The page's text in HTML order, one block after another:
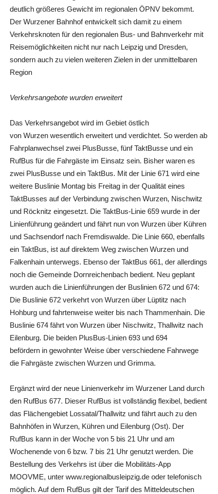
deutlich größeres Gewicht im regionalen ÖPNV bekommt.
Der Wurzener Bahnhof entwickelt sich damit zu einem
Verkehrsknoten für den regionalen Bus- und Bahnverkehr mit
Reisemöglichkeiten nicht nur nach Leipzig und Dresden,
sondern auch zu vielen weiteren Zielen in der unmittelbaren
Region
Verkehrsangebote wurden erweitert
Das Verkehrsangebot wird im Gebiet östlich
von Wurzen wesentlich erweitert und verdichtet. So werden ab
Fahrplanwechsel zwei PlusBusse, fünf TaktBusse und ein
RufBus für die Fahrgäste im Einsatz sein. Bisher waren es
zwei PlusBusse und ein TaktBus. Mit der Linie 671 wird eine
weitere Buslinie Montag bis Freitag in der Qualität eines
TaktBusses auf der Verbindung zwischen Wurzen, Nischwitz
und Röcknitz eingesetzt. Die TaktBus-Linie 659 wurde in der
Linienführung geändert und fährt nun von Wurzen über Kühren
und Sachsendorf nach Fremdiswalde. Die Linie 660, ebenfalls
ein TaktBus, ist auf direktem Weg zwischen Wurzen und
Falkenhain unterwegs. Ebenso der TaktBus 661, der allerdings
noch die Gemeinde Dornreichenbach bedient. Neu geplant
wurden auch die Linienführungen der Buslinien 672 und 674:
Die Buslinie 672 verkehrt von Wurzen über Lüptitz nach
Hohburg und fahrtenweise weiter bis nach Thammenhain. Die
Buslinie 674 fährt von Wurzen über Nischwitz, Thallwitz nach
Eilenburg. Die beiden PlusBus-Linien 693 und 694
befördern in gewohnter Weise über verschiedene Fahrwege
die Fahrgäste zwischen Wurzen und Grimma.
Ergänzt wird der neue Linienverkehr im Wurzener Land durch
den RufBus 677. Dieser RufBus ist vollständig flexibel, bedient
das Flächengebiet Lossatal/Thallwitz und fährt auch zu den
Bahnhöfen in Wurzen, Kühren und Eilenburg (Ost). Der
RufBus kann in der Woche von 5 bis 21 Uhr und am
Wochenende von 6 bzw. 7 bis 21 Uhr genutzt werden. Die
Bestellung des Verkehrs ist über die Mobilitäts-App
MOOVME, unter www.regionalbusleipzig.de oder telefonisch
möglich. Auf dem RufBus gilt der Tarif des Mitteldeutschen